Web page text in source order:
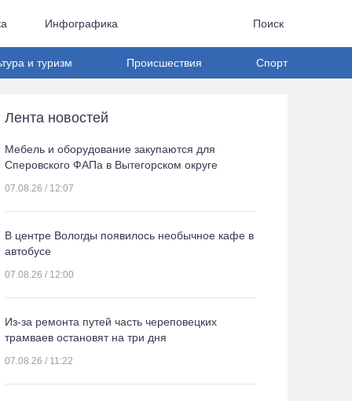
Инфографика Поиск
и туризм Происшествия Спорт
Лента новостей
Мебель и оборудование закупаются для
Сперовского ФАПа в Вытегорском округе
07.08.26 / 12:07
В центре Вологды появилось необычное кафе в
автобусе
07.08.26 / 12:00
Из-за ремонта путей часть череповецких
трамваев остановят на три дня
07.08.26 / 11:22